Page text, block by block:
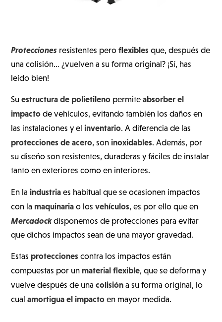
Protecciones resistentes peroflexibles que, después de
una colisión… ¿vuelven a su forma original? ¡Sí, has
leído bien!
Suestructura de polietileno permiteabsorber el
impacto de vehículos, evitando también los daños en
las instalaciones y elinventario. A diferencia de las
protecciones de acero, soninoxidables. Además, por
su diseño son resistentes, duraderas y fáciles de instalar
tanto en exteriores como en interiores.
En laindustria es habitual que se ocasionen impactos
con la maquinaria o losvehículos, es por ello que en
Mercadockdisponemos de protecciones para evitar
que dichos impactos sean de una mayor gravedad.
Estas protecciones contra los impactos están
compuestas por un material flexible, que se deforma y
vuelve después de unacolisión a su forma original, lo
cualamortigua el impacto en mayor medida.